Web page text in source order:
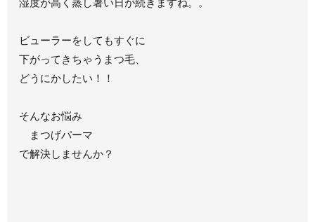
湿度が高く蒸し暑い日が続きますね。。
ビューラーをしてもすぐに
下がってきちゃうまつ毛、
どうにかしたい！！
そんなお悩み
まつげパーマ
で解決しませんか？